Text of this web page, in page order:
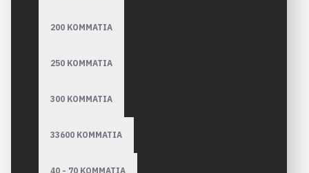
200 ΚΟΜΜΑΤΙΑ
250 ΚΟΜΜΑΤΙΑ
300 ΚΟΜΜΑΤΙΑ
33600 ΚΟΜΜΑΤΙΑ
40 - 70 ΚΟΜΜΑΤΙΑ